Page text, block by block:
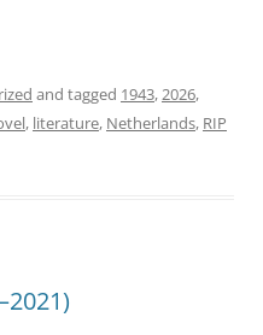
and tagged 1943,2026,
, literature, Netherlands, RIP